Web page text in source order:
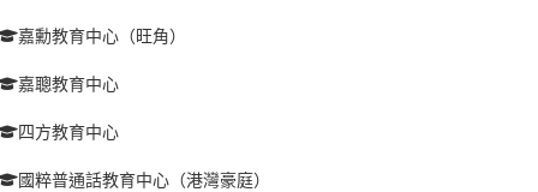
嘉勳教育中心（旺角）
嘉聰教育中心
四方教育中心
國粹普通話教育中心（港灣豪庭）